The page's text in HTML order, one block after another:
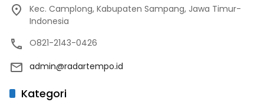
Kec. Camplong, Kabupaten Sampang, Jawa Timur-
Indonesia
O821-2143-0426
admin@radartempo.id
Kategori